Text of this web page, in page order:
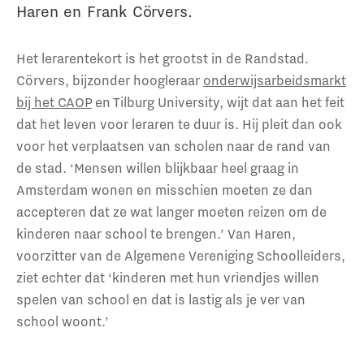
Haren en Frank Cörvers.
Het lerarentekort is het grootst in de Randstad.
Cörvers, bijzonder hoogleraar onderwijsarbeidsmarkt
bij het CAOPen Tilburg University, wijt dat aan het feit
dat het leven voor leraren te duur is. Hij pleit dan ook
voor het verplaatsen van scholen naar de rand van
de stad. ‘Mensen willen blijkbaar heel graag in
Amsterdam wonen en misschien moeten ze dan
accepteren dat ze wat langer moeten reizen om de
kinderen naar school te brengen.’ Van Haren,
voorzitter van de Algemene Vereniging Schoolleiders,
ziet echter dat ‘kinderen met hun vriendjes willen
spelen van school en dat is lastig als je ver van
school woont.’